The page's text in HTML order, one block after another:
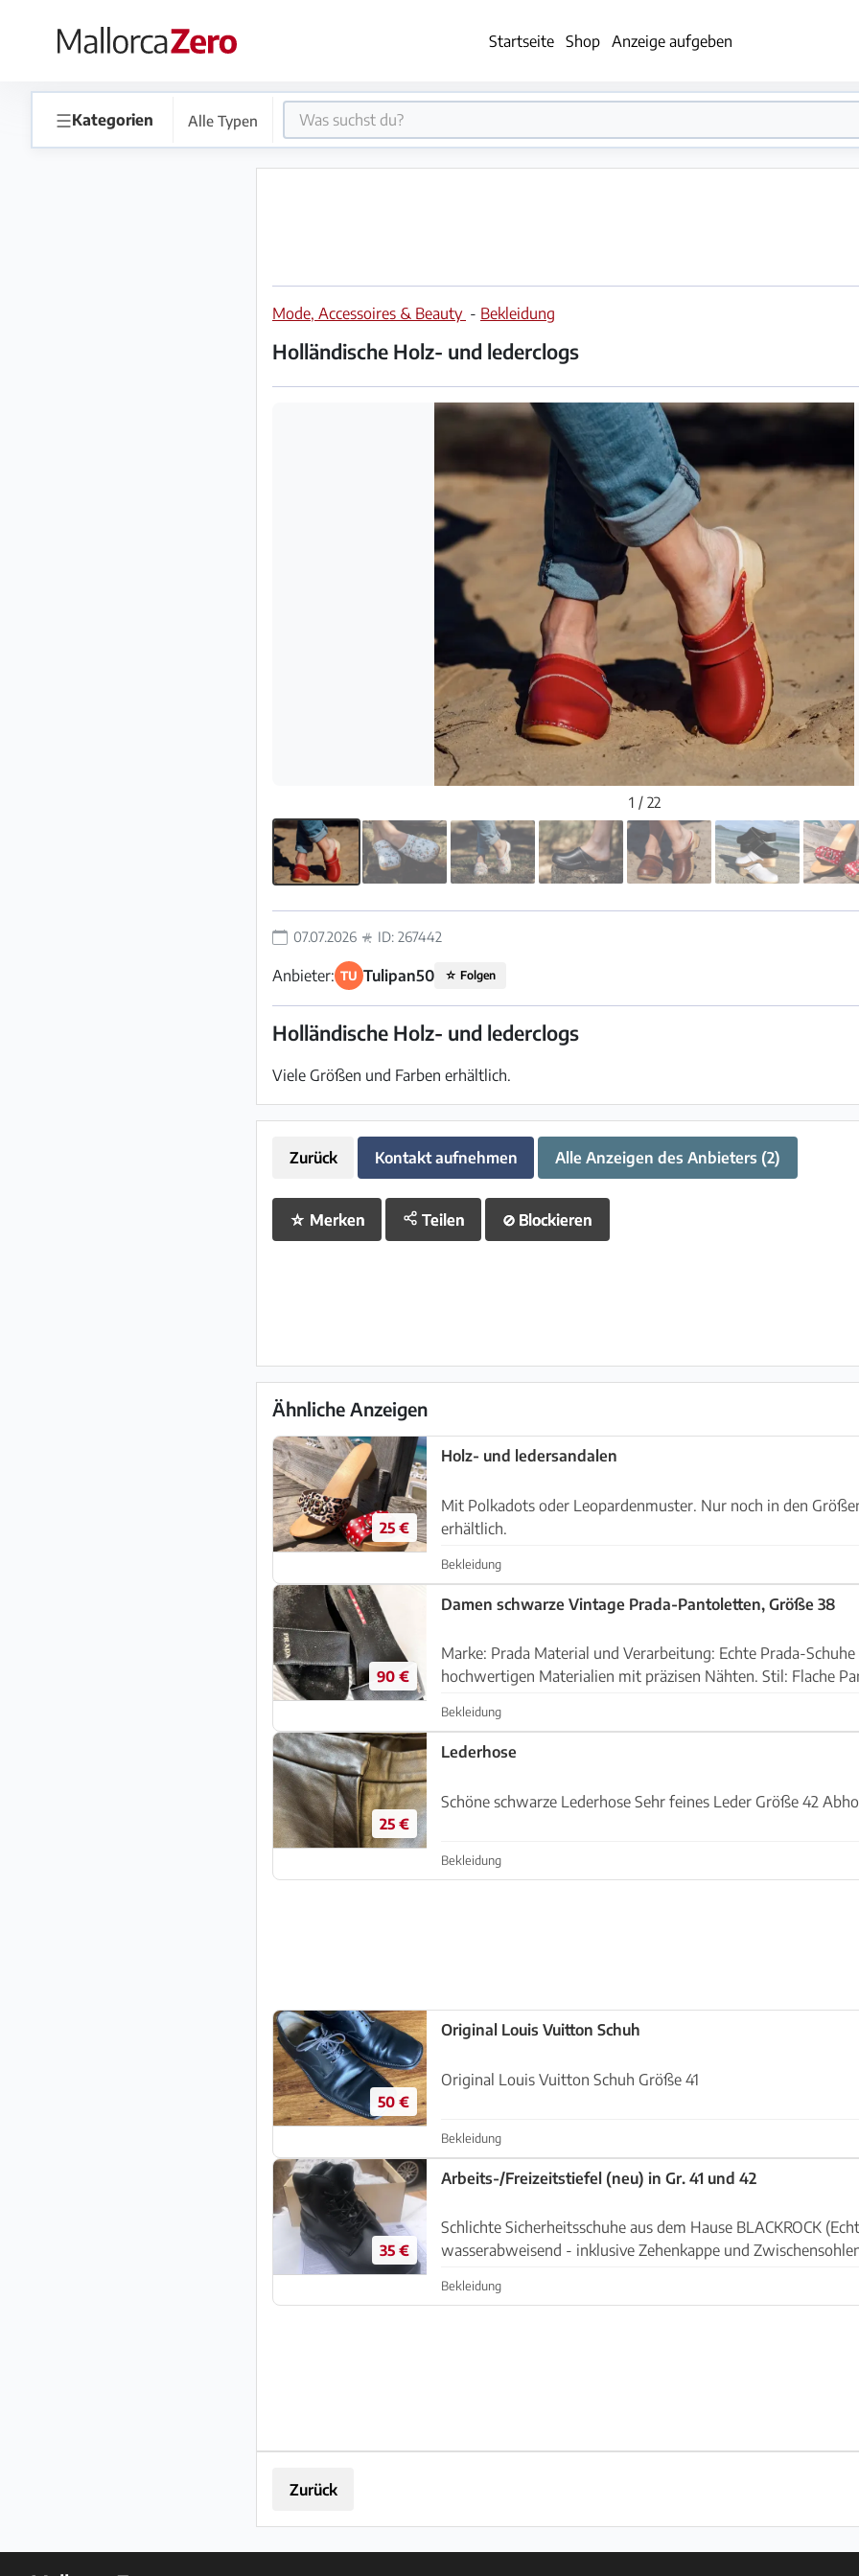
Startseite Shop Anzeige aufgeben
×
Anzeige
☰Kategorien Alle Typen
Mode, Accessoires & Beauty - Bekleidung
Holländische Holz- und lederclogs
1 / 22
07.07.2026 ID: 267442
Anbieter: TU Tulipan50 ☆ Folgen
Holländische Holz- und lederclogs
Viele Größen und Farben erhältlich.
Zurück Kontakt aufnehmen Alle Anzeigen des Anbieters (2)
☆ Merken Teilen ⊘ Blockieren
Ähnliche Anzeigen
25 €
Holz- und ledersandalen
Mit Polkadots oder Leopardenmuster. Nur noch in den Größen 35, 36 und 37
erhältlich.
Bekleidung
90 €
Damen schwarze Vintage Prada-Pantoletten, Größe 38
Marke: Prada Material und Verarbeitung: Echte Prada-Schuhe bestehen aus
hochwertigen Materialien mit präzisen Nähten. Stil: Flache Pantoletten (Slides) mit
Bekleidung
25 €
Lederhose
Schöne schwarze Lederhose Sehr feines Leder Größe 42
Bekleidung
50 €
Original Louis Vuitton Schuh
Original Louis Vuitton Schuh Größe 41
Bekleidung
35 €
Arbeits-/Freizeitstiefel (neu) in Gr. 41 und 42
Schlichte Sicherheitsschuhe aus dem Hause BLACKROCK
wasserabweisend - inklusive Zehenkappe und Zwischensohlenschutz aus leichtem
Bekleidung
Zurück